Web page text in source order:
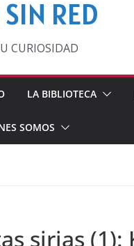
RED
CURIOSIDAD
LA BIBLIOTECA
SOMOS
sirias (1):